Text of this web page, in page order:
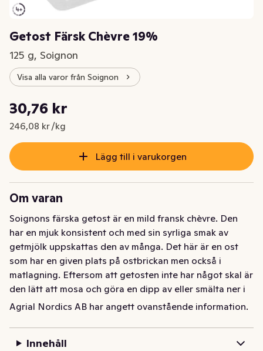
Getost Färsk Chèvre 19%
125 g, Soignon
Visa alla varor från Soignon
Nuvarande pris är: 30,76 kr
30,76 kr
246,08 kr /kg
Styckpris: 246,08 kr /kg
Lägg till i varukorgen
Om varan
Soignons färska getost är en mild fransk chèvre. Den
har en mjuk konsistent och med sin syrliga smak av
getmjölk uppskattas den av många. Det här är en ost
som har en given plats på ostbrickan men också i
matlagning. Eftersom att getosten inte har något skal är
den lätt att mosa och göra en dipp av eller smälta ner i
en sås. Gratinera den på bröd och få en välsmakande
Agrial Nordics AB har angett ovanstående information.
Innehåll